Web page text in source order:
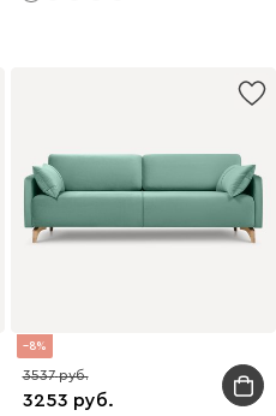
8
3253
3537